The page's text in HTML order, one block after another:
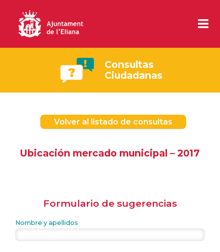
Consultas
Ciudadanas
Volver al listado de consultas
Ubicación mercado municipal – 2017
Formulario de sugerencias
Nombre y apellidos